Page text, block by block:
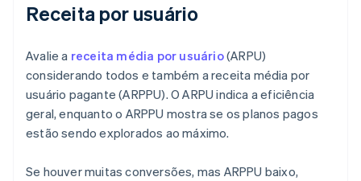
Receita por usuário
Avalie a receita média por usuário(ARPU)
considerando todos e também a receita média por
usuário pagante (ARPPU). O ARPU indica a eficiência
geral, enquanto o ARPPU mostra se os planos pagos
estão sendo explorados ao máximo.
Se houver muitas conversões, mas ARPPU baixo,